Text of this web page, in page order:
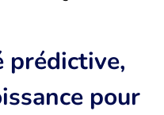
prédictive,
pour